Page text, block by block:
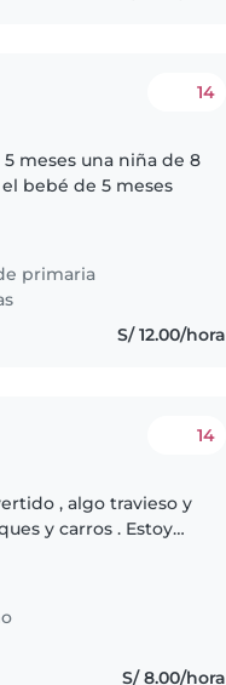
14
meses una niña de 8
bebé de 5 meses
primaria
S/ 12.00/hora
14
, algo travieso y
y carros . Estoy
S/ 8.00/hora